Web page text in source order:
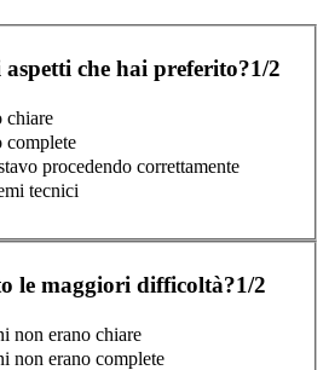
che hai preferito?1/2
chiare
complete
procedendo correttamente
tecnici
le maggiori difficoltà?1/2
non erano chiare
non erano complete